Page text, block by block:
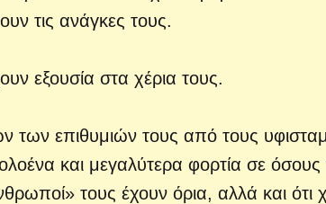
τις ανάγκες τους.
εξουσία στα χέρια τους.
των επιθυμιών τους από τους
και μεγαλύτερα φορτία σε όσους
τους έχουν όρια, αλλά και ότι